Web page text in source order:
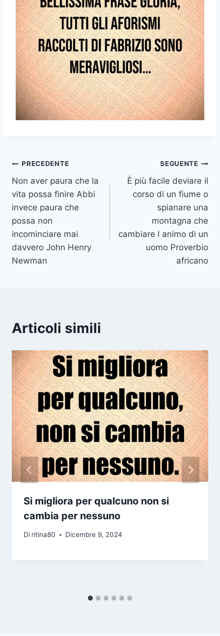
Navigazione
articoli
PRECEDENTE
Non aver paura che la
vita possa finire Abbi
invece paura che
possa non
incominciare mai
davvero John Henry
Newman
SEGUENTE
È più facile deviare il
corso di un fiume o
spianare una
montagna che
cambiare l animo di un
uomo Proverbio
africano
Articoli simili
Si migliora per qualcuno non si
cambia per nessuno
Di ritina80 Dicembre 9, 2024